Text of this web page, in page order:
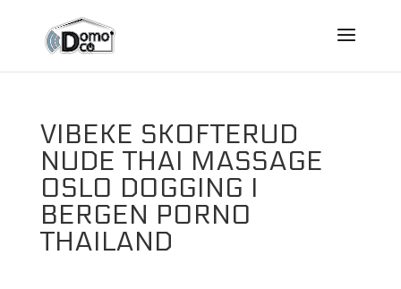
VIBEKE SKOFTERUD
NUDE THAI MASSAGE
OSLO DOGGING I
BERGEN PORNO
THAILAND